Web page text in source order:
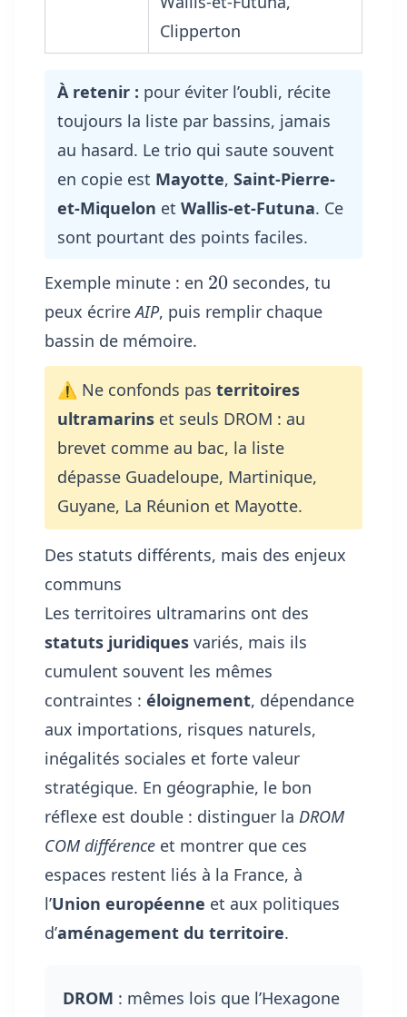
Clipperton
À retenir : pour éviter l’oubli, récite
toujours la liste par bassins, jamais
au hasard. Le trio qui saute souvent
en copie est Mayotte, Saint-Pierre-
et-Miquelon et Wallis-et-Futuna. Ce
sont pourtant des points faciles.
Exemple minute : en 20
20 secondes, tu
peux écrireAIP, puis remplir chaque
bassin de mémoire.
⚠️ Ne confonds pas territoires
ultramarins et seuls DROM : au
brevet comme au bac, la liste
dépasse Guadeloupe, Martinique,
Guyane, La Réunion et Mayotte.
Des statuts différents, mais des enjeux
communs
Les territoires ultramarins ont des
statuts juridiques variés, mais ils
cumulent souvent les mêmes
contraintes : éloignement, dépendance
aux importations, risques naturels,
inégalités sociales et forte valeur
stratégique. En géographie, le bon
réflexe est double : distinguer la DROM
COM différence et montrer que ces
espaces restent liés à la France, à
l’Union européenne et aux politiques
d’aménagement du territoire.
DROM : mêmes lois que l’Hexagone